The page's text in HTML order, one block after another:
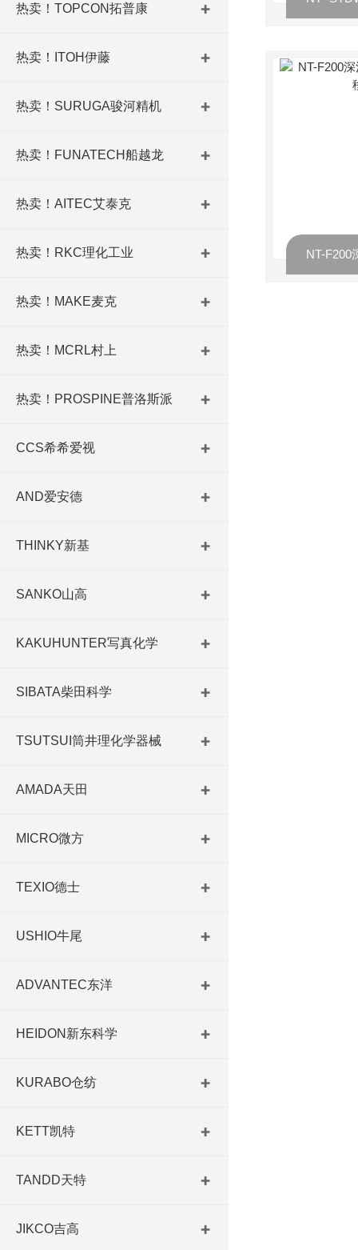
热卖！TOPCON拓普康
热卖！ITOH伊藤
热卖！SURUGA骏河精机
热卖！FUNATECH船越龙
热卖！AITEC艾泰克
热卖！RKC理化工业
热卖！MAKE麦克
热卖！MCRL村上
热卖！PROSPINE普洛斯派
CCS希希爱视
AND爱安德
THINKY新基
SANKO山高
KAKUHUNTER写真化学
SIBATA柴田科学
TSUTSUI筒井理化学器械
AMADA天田
MICRO微方
TEXIO德士
USHIO牛尾
ADVANTEC东洋
HEIDON新东科学
KURABO仓纺
KETT凯特
TANDD天特
JIKCO吉高